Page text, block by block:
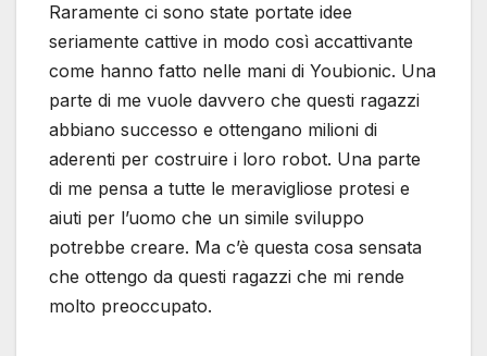
Raramente ci sono state portate idee
seriamente cattive in modo così accattivante
come hanno fatto nelle mani di Youbionic. Una
parte di me vuole davvero che questi ragazzi
abbiano successo e ottengano milioni di
aderenti per costruire i loro robot. Una parte
di me pensa a tutte le meravigliose protesi e
aiuti per l’uomo che un simile sviluppo
potrebbe creare. Ma c’è questa cosa sensata
che ottengo da questi ragazzi che mi rende
molto preoccupato.